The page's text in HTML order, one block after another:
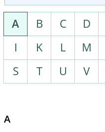
A B C D
I
K L M
S
T U V
A